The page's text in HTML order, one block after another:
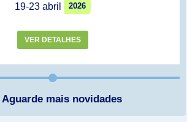
19-23 abril
2026
VER DETALHES
Aguarde mais novidades